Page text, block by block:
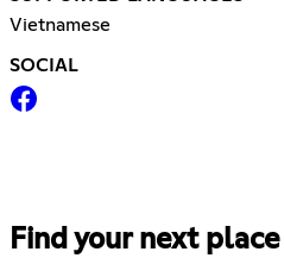
Vietnamese
SOCIAL
Find your next